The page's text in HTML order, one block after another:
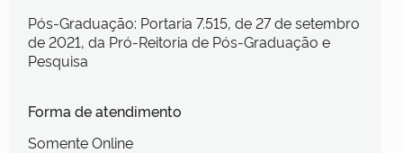
Pós-Graduação: Portaria 7.515, de 27 de setembro
de 2021, da Pró-Reitoria de Pós-Graduação e
Pesquisa
Forma de atendimento
Somente Online